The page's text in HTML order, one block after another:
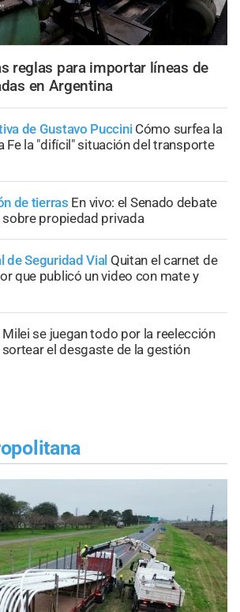
reglas para importar líneas de
en Argentina
de Gustavo Puccini Cómo surfea la
Fe la "difícil" situación del transporte
de tierras En vivo: el Senado debate
propiedad privada
de Seguridad Vial Quitan el carnet de
que publicó un video con mate y
Milei se juegan todo por la reelección
el desgaste de la gestión